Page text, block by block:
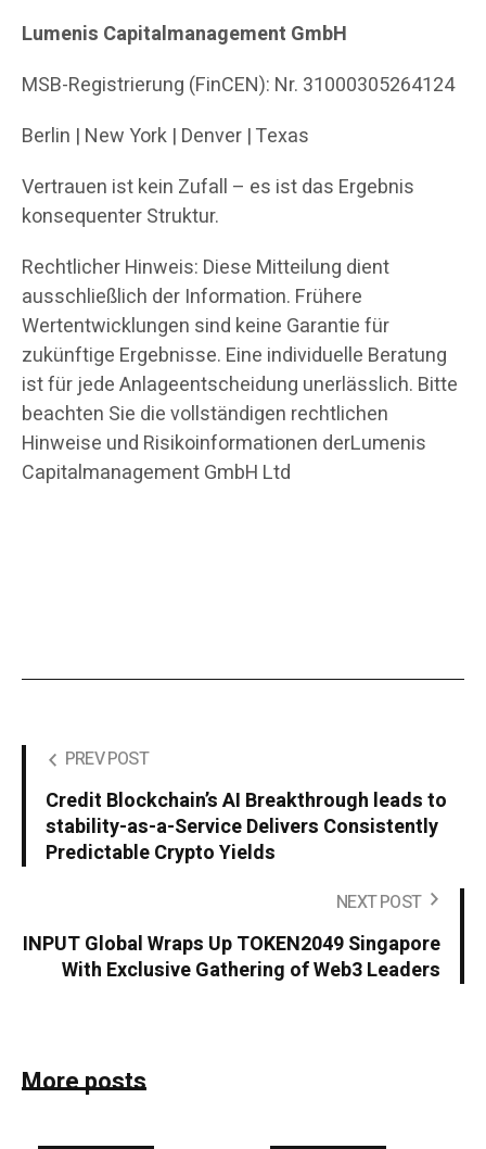
Lumenis Capitalmanagement GmbH
MSB-Registrierung (FinCEN): Nr. 31000305264124
Berlin | New York | Denver | Texas
Vertrauen ist kein Zufall – es ist das Ergebnis
konsequenter Struktur.
Rechtlicher Hinweis: Diese Mitteilung dient
ausschließlich der Information. Frühere
Wertentwicklungen sind keine Garantie für
zukünftige Ergebnisse. Eine individuelle Beratung
ist für jede Anlageentscheidung unerlässlich. Bitte
beachten Sie die vollständigen rechtlichen
Hinweise und Risikoinformationen derLumenis
Capitalmanagement GmbH Ltd
PREV POST
Credit Blockchain’s AI Breakthrough leads to
stability-as-a-Service Delivers Consistently
Predictable Crypto Yields
NEXT POST
INPUT Global Wraps Up TOKEN2049 Singapore
With Exclusive Gathering of Web3 Leaders
More posts